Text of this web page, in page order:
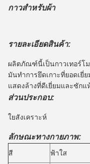
กาวสำหรับผ้า
รายละเอียดสินค้า:
ผลิตภัณฑ์นี้เป็นกาวเทอร์โ
มันทำการยึดเกาะที่ยอดเยี่
แสดงล้างที่ดีเยี่ยมและซักแ
ส่วนประกอบ:
ใยสังเคราะห์
ลักษณะทางกายภาพ:
สี ฟ้าใส